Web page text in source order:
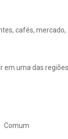
cafés,
uma das
Comum